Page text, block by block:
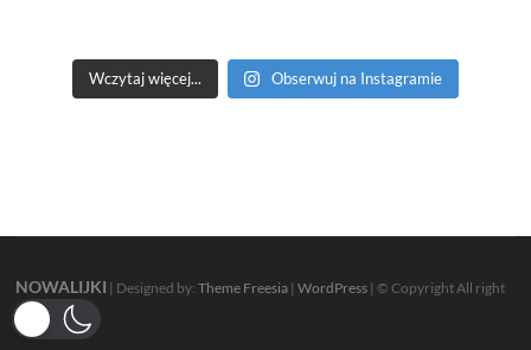
Wczytaj więcej... Obserwuj na Instagramie
NOWALIJKI | Designed by:Theme Freesia |WordPress | © Copyright All right
reserved